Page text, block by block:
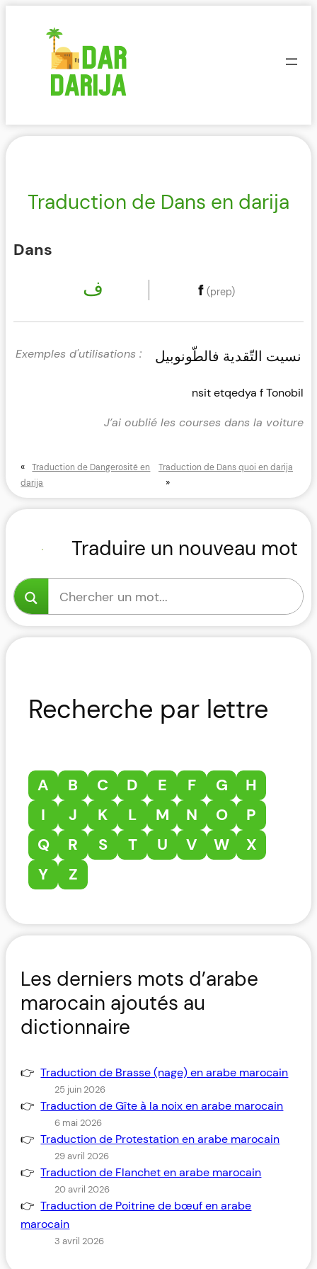
Traduction de Dans en darija
Dans
ف f(prep)
نسيت التّقدية فالطّونوبيل
nsit etqedya f Tonobil
J’ai oublié les courses dans la voiture
«
Traduction de Dangerosité en
darija
Traduction de Dans quoi en darija
»
Traduire un nouveau mot
Recherche par lettre
A B C D E F G
H
I
J K L M N O
P
Q
R S T U V W
X
Y
Z
Les derniers mots d’arabe
marocain ajoutés au
dictionnaire
Traduction de Brasse (nage) en arabe marocain
25 juin 2026
Traduction de Gîte à la noix en arabe marocain
6 mai 2026
Traduction de Protestation en arabe marocain
29 avril 2026
Traduction de Flanchet en arabe marocain
20 avril 2026
Traduction de Poitrine de bœuf en arabe
marocain
3 avril 2026